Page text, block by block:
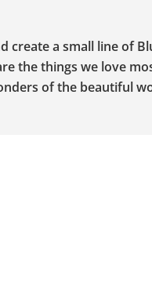
a small line of
the things we love
of the beautiful